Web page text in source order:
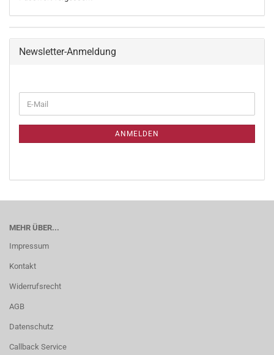
Newsletter-Anmeldung
ANMELDEN
MEHR ÜBER...
Impressum
Kontakt
Widerrufsrecht
AGB
Datenschutz
Callback Service